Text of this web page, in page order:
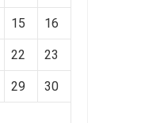
15 16
22 23
29 30